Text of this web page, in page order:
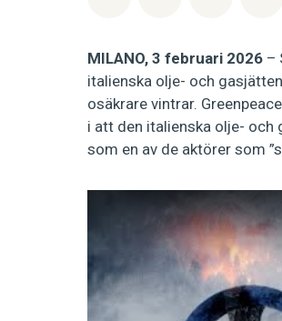
MILANO, 3 februari 2026 –
italienska olje- och
osäkrare vintrar.
i att den italienska olje- och
som en av de aktörer som